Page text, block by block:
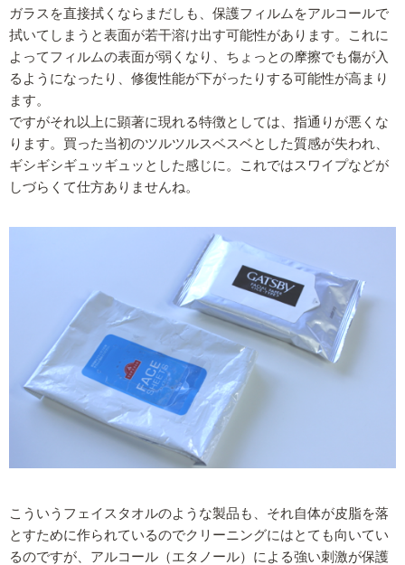
ガラスを直接拭くならまだしも、保護フィルムをアルコールで
拭いてしまうと表面が若干溶け出す可能性があります。これに
よってフィルムの表面が弱くなり、ちょっとの摩擦でも傷が入
るようになったり、修復性能が下がったりする可能性が高まり
ます。
ですがそれ以上に顕著に現れる特徴としては、指通りが悪くな
ります。買った当初のツルツルスベスベとした質感が失われ、
ギシギシギュッギュッとした感じに。これではスワイプなどが
しづらくて仕方ありませんね。
こういうフェイスタオルのような製品も、それ自体が皮脂を落
とすために作られているのでクリーニングにはとても向いてい
るのですが、アルコール（エタノール）による強い刺激が保護